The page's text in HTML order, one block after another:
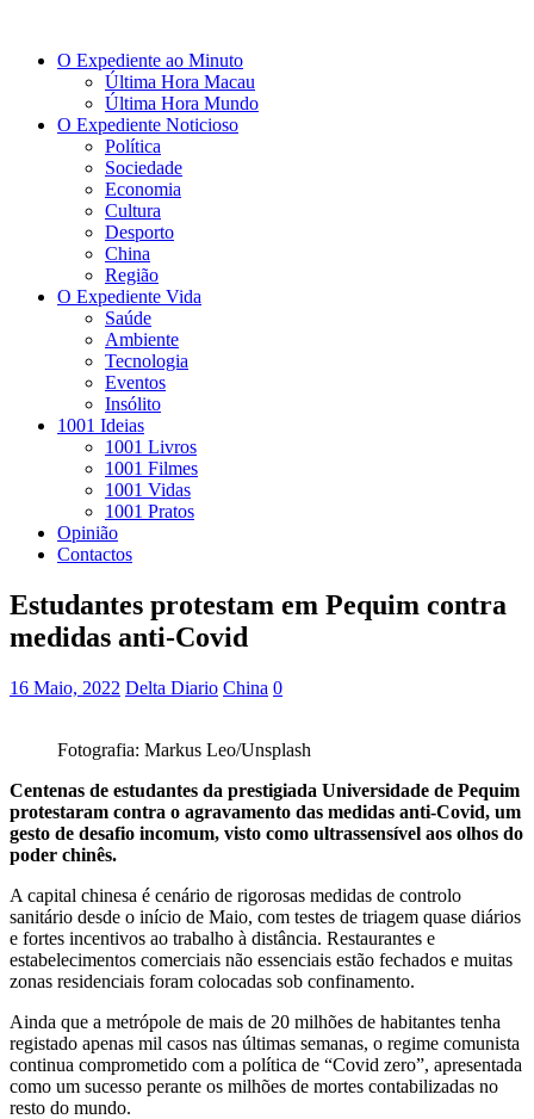
O Expediente ao Minuto
Última Hora Macau
Última Hora Mundo
O Expediente Noticioso
Política
Sociedade
Economia
Cultura
Desporto
China
Região
O Expediente Vida
Saúde
Ambiente
Tecnologia
Eventos
Insólito
1001 Ideias
1001 Livros
1001 Filmes
1001 Vidas
1001 Pratos
Opinião
Contactos
Estudantes protestam em Pequim contra
medidas anti-Covid
16 Maio, 2022 Delta Diario China 0
Fotografia: Markus Leo/Unsplash
Centenas de estudantes da prestigiada Universidade de Pequim
protestaram contra o agravamento das medidas anti-Covid, um
gesto de desafio incomum, visto como ultrassensível aos olhos do
poder chinês.
A capital chinesa é cenário de rigorosas medidas de controlo
sanitário desde o início de Maio, com testes de triagem quase diários
e fortes incentivos ao trabalho à distância. Restaurantes e
estabelecimentos comerciais não essenciais estão fechados e muitas
zonas residenciais foram colocadas sob confinamento.
Ainda que a metrópole de mais de 20 milhões de habitantes tenha
registado apenas mil casos nas últimas semanas, o regime comunista
continua comprometido com a política de “Covid zero”, apresentada
como um sucesso perante os milhões de mortes contabilizadas no
resto do mundo.